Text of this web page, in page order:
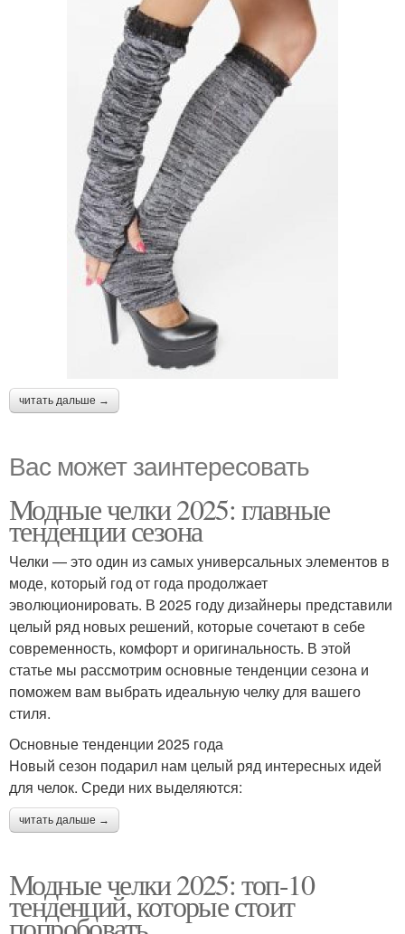
читать дальше →
Вас может заинтересовать
Модные челки 2025: главные
тенденции сезона
Челки — это один из самых универсальных элементов в
моде, который год от года продолжает
эволюционировать. В 2025 году дизайнеры представили
целый ряд новых решений, которые сочетают в себе
современность, комфорт и оригинальность. В этой
статье мы рассмотрим основные тенденции сезона и
поможем вам выбрать идеальную челку для вашего
стиля.
Основные тенденции 2025 года
Новый сезон подарил нам целый ряд интересных идей
для челок. Среди них выделяются:
читать дальше →
Модные челки 2025: топ-10
тенденций, которые стоит